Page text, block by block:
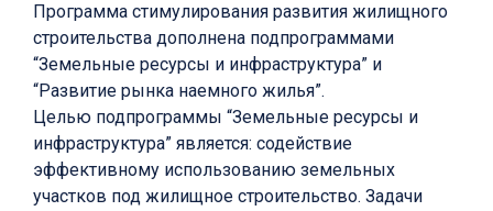
Программа стимулирования развития жилищного
строительства дополнена подпрограммами
“Земельные ресурсы и инфраструктура” и
“Развитие рынка наемного жилья”.
Целью подпрограммы “Земельные ресурсы и
инфраструктура” является: содействие
эффективному использованию земельных
участков под жилищное строительство. Задачи